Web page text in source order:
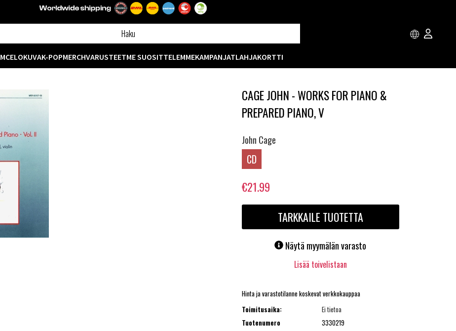
MCELOKUVAK-POPMERCHVARUSTEETME SUOSITTELEMMEKAMPANJATLAHJAKORTTI
CAGE JOHN - WORKS FOR PIANO &
PREPARED PIANO, V
John Cage
CD
€21.99
TARKKAILE TUOTETTA
Näytä myymälän varasto
Lisää toivelistaan
Hinta ja varastotilanne koskevat verkkokauppaa
Toimitusaika:
Ei tietoa
Tuotenumero
3330219